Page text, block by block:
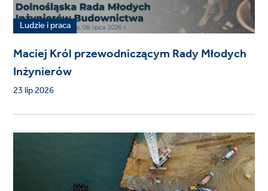
Ludzie i praca
Maciej Król przewodniczącym Rady Młodych
Inżynierów
23 lip 2026